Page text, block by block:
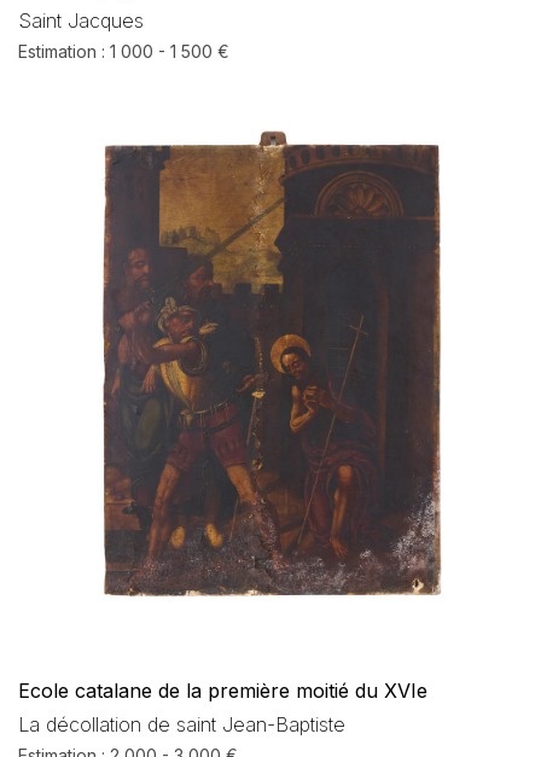
Saint Jacques
Estimation : 1 000 - 1 500 €
Ecole catalane de la première moitié du XVIe
La décollation de saint Jean-Baptiste